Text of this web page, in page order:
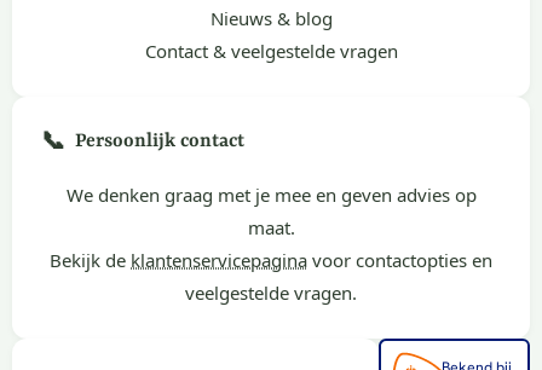
Nieuws & blog
Contact & veelgestelde vragen
📞 Persoonlijk contact
We denken graag met je mee en geven advies op
maat.
Bekijk de klantenservicepagina voor contactopties en
veelgestelde vragen.